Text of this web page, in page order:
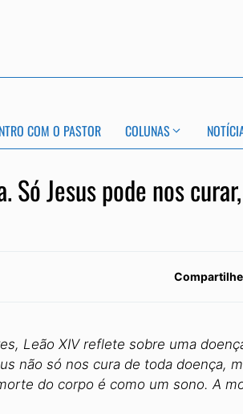
COM O PASTOR COLUNAS
Só Jesus pode nos
Leão XIV reflete sobre uma
não só nos cura de toda doença,
do corpo é como um sono. A